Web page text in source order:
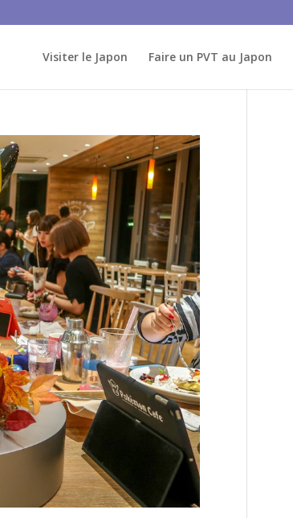
Visiter le Japon Faire un PVT au Japon